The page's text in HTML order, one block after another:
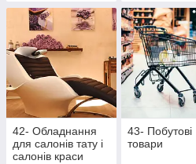
42- Обладнання
для салонів тату і
салонів краси
43- Побутові
товари